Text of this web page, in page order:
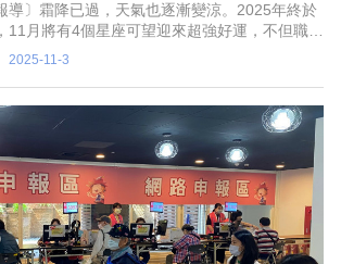
導〕霜降已過，天氣也逐漸變涼。2025年終於
11月將有4個星座可望迎來超強好運，不但職場
重圓、戀愛甜蜜升溫，生活更將充滿平安與穩
2025-11-3